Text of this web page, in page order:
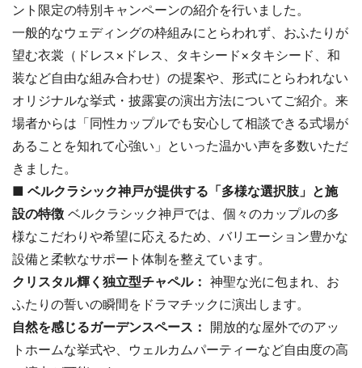
ント限定の特別キャンペーンの紹介を行いました。
一般的なウェディングの枠組みにとらわれず、おふたりが
望む衣裳（ドレス×ドレス、タキシード×タキシード、和
装など自由な組み合わせ）の提案や、形式にとらわれない
オリジナルな挙式・披露宴の演出方法についてご紹介。来
場者からは「同性カップルでも安心して相談できる式場が
あることを知れて心強い」といった温かい声を多数いただ
きました。
■ ベルクラシック神戸が提供する「多様な選択肢」と施
設の特徴 ベルクラシック神戸では、個々のカップルの多
様なこだわりや希望に応えるため、バリエーション豊かな
設備と柔軟なサポート体制を整えています。
クリスタル輝く独立型チャペル： 神聖な光に包まれ、お
ふたりの誓いの瞬間をドラマチックに演出します。
自然を感じるガーデンスペース： 開放的な屋外でのアッ
トホームな挙式や、ウェルカムパーティーなど自由度の高